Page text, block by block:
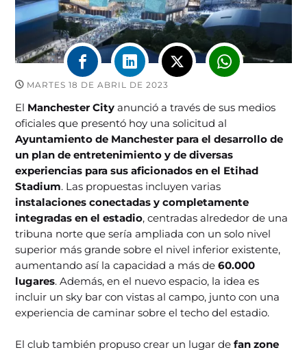
MARTES 18 DE ABRIL DE 2023
El Manchester City anunció a través de sus medios
oficiales que presentó hoy una solicitud al
Ayuntamiento de Manchester para el desarrollo de
un plan de entretenimiento y de diversas
experiencias para sus aficionados en el Etihad
Stadium. Las propuestas incluyen varias
instalaciones conectadas y completamente
integradas en el estadio, centradas alrededor de una
tribuna norte que sería ampliada con un solo nivel
superior más grande sobre el nivel inferior existente,
aumentando así la capacidad a más de60.000
lugares. Además, en el nuevo espacio, la idea es
incluir un sky bar con vistas al campo, junto con una
experiencia de caminar sobre el techo del estadio.
El club también propuso crear un lugar defan zone